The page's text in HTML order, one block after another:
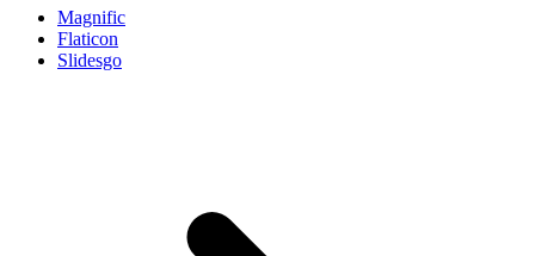
Magnific
Flaticon
Slidesgo